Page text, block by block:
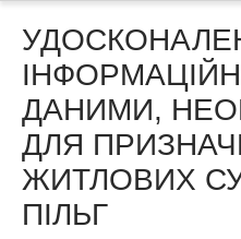
ДАНИМИ,
ДЛЯ
ЖИТЛОВИХ
ПІЛЬГ